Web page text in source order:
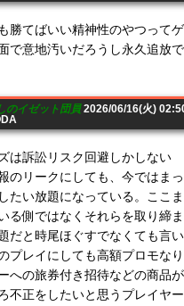
勝てばいい精神性のやつって
で意地汚いだろうし永久追放
のイゼット団員2026/06/16(火)
は訴訟リスク回避しかしない
のリークにしても、今ではま
たい放題になっている。ここ
る側ではなくそれらを取り締
だと時尾ほぐすでなくても言
プレイにしても高額プロモな
への旅券付き招待などの商品
不正をしたいと思うプレイヤ